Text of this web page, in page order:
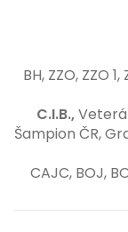
BH, ZZO, ZZO
C.I.B.,
Šampion ČR,
CAJC, BOJ,